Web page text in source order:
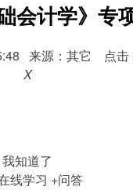
会计学》专
来源：其它 点击
X
我知道了
线学习 +问答